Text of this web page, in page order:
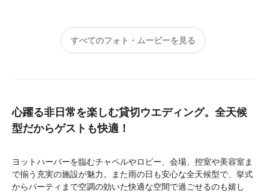
すべてのフォト・ムービーを見る
心躍る非日常を楽しむ貸切ウエディング。全天候
型だからゲストも快適！
ヨットハーバーを臨むチャペルやロビー、会場、控室や美容室ま
で揃う充実の施設が魅力。また雨の日も安心な全天候型で、挙式
からパーティまで空調の効いた快適な空間で過ごせるのも嬉し